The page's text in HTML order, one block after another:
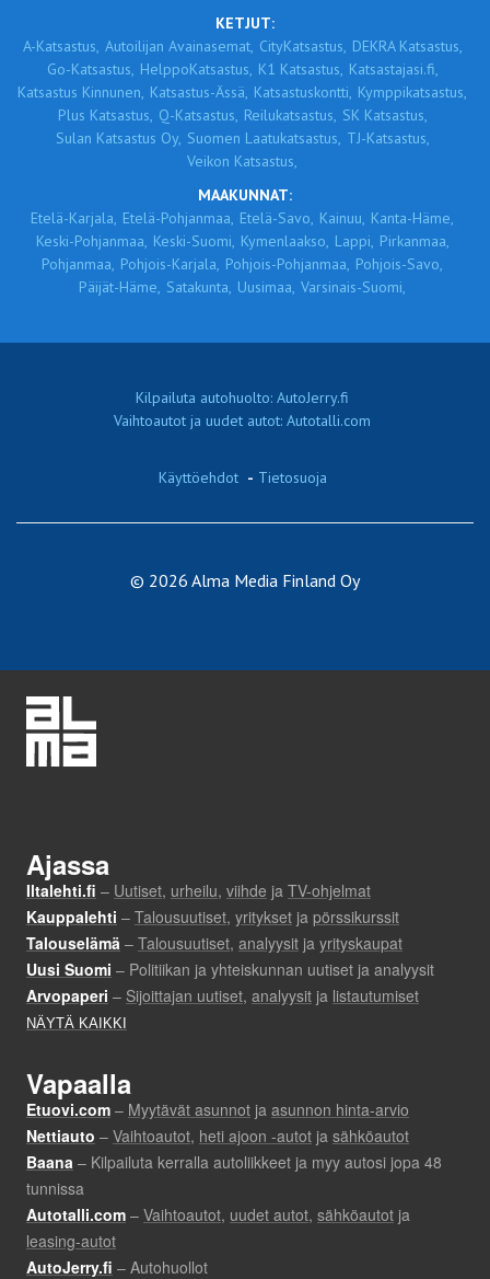
KETJUT:
A-Katsastus, Autoilijan Avainasemat, CityKatsastus, DEKRA Katsastus,
Go-Katsastus, HelppoKatsastus, K1 Katsastus, Katsastajasi.fi,
Katsastus Kinnunen, Katsastus-Ässä, Katsastuskontti, Kymppikatsastus,
Plus Katsastus, Q-Katsastus, Reilukatsastus, SK Katsastus,
Sulan Katsastus Oy, Suomen Laatukatsastus, TJ-Katsastus,
Veikon Katsastus,
MAAKUNNAT:
Etelä-Karjala, Etelä-Pohjanmaa, Etelä-Savo, Kainuu, Kanta-Häme,
Keski-Pohjanmaa, Keski-Suomi, Kymenlaakso, Lappi, Pirkanmaa,
Pohjanmaa, Pohjois-Karjala, Pohjois-Pohjanmaa, Pohjois-Savo,
Päijät-Häme, Satakunta, Uusimaa, Varsinais-Suomi,
Kilpailuta autohuolto: AutoJerry.fi
Vaihtoautot ja uudet autot: Autotalli.com
Käyttöehdot - Tietosuoja
© 2026 Alma Media Finland Oy